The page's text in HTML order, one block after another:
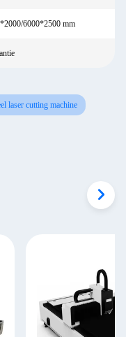
6000*2500 mm
laser cutting machine